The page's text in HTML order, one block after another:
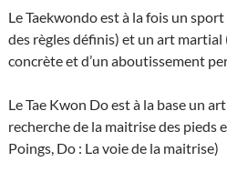
Le Taekwondo est à la fois un
des règles définis) et un art martial
concrète et d’un aboutissement
Le Tae Kwon Do est à la base un
recherche de la maitrise des pieds
Poings, Do : La voie de la maitrise)